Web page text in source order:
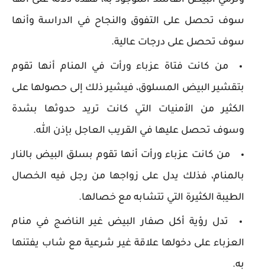
سوف تحصل على التفوق والنجاح في الدراسة وأنها
سوف تحصل على درجات عالية.
من كانت فتاة عزباء ورأت في المنام أنها تقوم
بتقشير البيض المسلوق، فيشير ذلك إلى حصولها على
الكثير من الأمنيات التي كانت تريد حدوثها بشدة
وسوف تحصل عليها في القريب العاجل بإذن الله.
من كانت عزباء ورأت أنها تقوم بسلق البيض بالنار
بالمنام، فذلك يدل على زواجها من رجل فيه الخصال
الطيبة الكثيرة التي تتشابه مع خصالها.
تدل رؤية أكل صفار البيض غير الناضج في منام
العزباء على دخولها علاقة غير شرعية مع شاب يفتنها
به.